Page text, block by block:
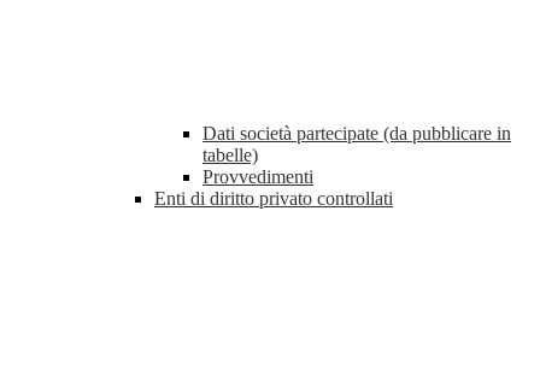
Dati società partecipate (da pubblicare in
tabelle)
Provvedimenti
Enti di diritto privato controllati